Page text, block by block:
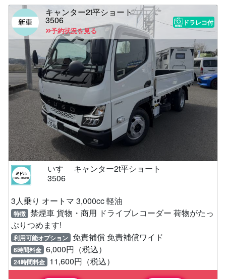
キャンター2t平ショート
3506
予約状況を見る
ドラレコ付
いすゞ キャンター2t平ショート
3506
3人乗り オートマ 3,000cc 軽油
特徴 禁煙車 貨物・商用 ドライブレコーダー 荷物がたっ
ぷりつめます!
利用可能オプション 免責補償 免責補償ワイド
6時間料金 6,000円（税込）
24時間料金 11,600円（税込）